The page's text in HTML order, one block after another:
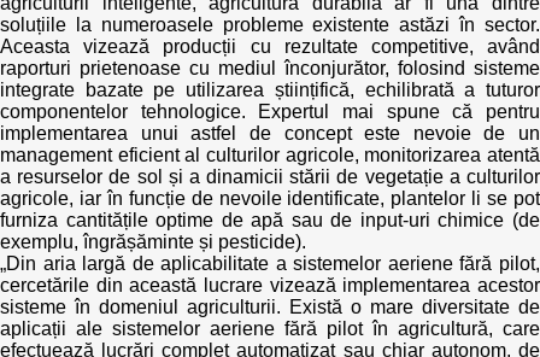
soluțiile la numeroasele probleme existente astăzi în sector.
Aceasta vizează producții cu rezultate competitive, având
raporturi prietenoase cu mediul înconjurător, folosind sisteme
integrate bazate pe utilizarea științifică, echilibrată a tuturor
componentelor tehnologice. Expertul mai spune că pentru
implementarea unui astfel de concept este nevoie de un
management eficient al culturilor agricole, monitorizarea atentă
a resurselor de sol și a dinamicii stării de vegetație a culturilor
agricole, iar în funcție de nevoile identificate, plantelor li se pot
furniza cantitățile optime de apă sau de input-uri chimice (de
exemplu, îngrășăminte și pesticide).
„Din aria largă de aplicabilitate a sistemelor aeriene fără pilot,
cercetările din această lucrare vizează implementarea acestor
sisteme în domeniul agriculturii. Există o mare diversitate de
aplicații ale sistemelor aeriene fără pilot în agricultură, care
efectuează lucrări complet automatizat sau chiar autonom, de